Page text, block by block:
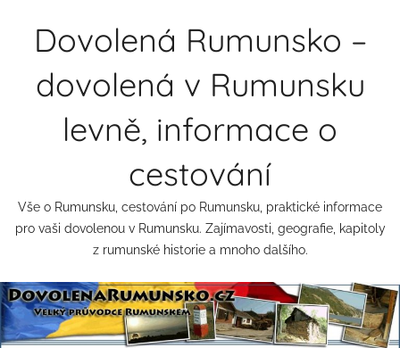
Dovolená Rumunsko –
dovolená v Rumunsku
levně, informace o
cestování
Vše o Rumunsku, cestování po Rumunsku, praktické informace
pro vaši dovolenou v Rumunsku. Zajímavosti, geografie, kapitoly
z rumunské historie a mnoho dalšího.